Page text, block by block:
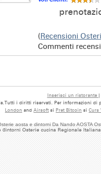
aosta e dintorni Da Nando AOSTA
dintorni Osterie cucina Regionale
(Recensioni
Commenti
Inserisci un ristorante |
i diritti riservati. Per informazioni di
London and Airsoft si Pret Bitcoin si Curs